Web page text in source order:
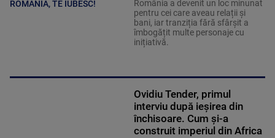
ROMANIA, TE IUBESC!
România a devenit un loc minunat
pentru cei care aveau relații și
bani, iar tranziția fără sfârșit a
îmbogățit multe personaje cu
inițiativă.
Ovidiu Tender, primul
interviu după ieșirea din
închisoare. Cum și-a
construit imperiul din Africa